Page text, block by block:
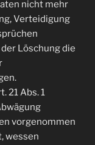
nicht mehr
Verteidigung
Löschung die
21 Abs. 1
vorgenommen
wessen